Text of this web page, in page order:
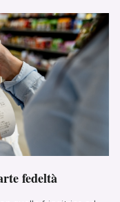
fedeltà